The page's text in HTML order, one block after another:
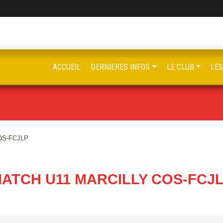
FCJLP
U11 MARCILLY COS-
ACCUEIL DERNIERES INFOS LE CLUB